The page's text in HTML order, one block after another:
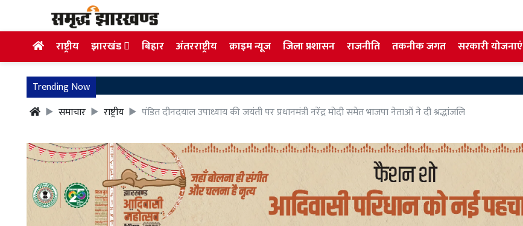
राष्ट्रीय झारखंड बिहार अंतरराष्ट्रीय क्राइम न्यूज जिला प्रशासन राजनीति तकनीक जगत सरकारी योजनाएं
Trending Now
समाचार
राष्ट्रीय पंडित दीनदयाल उपाध्याय की जयंती पर प्रधानमंत्री नरेंद्र मोदी समेत भाजपा नेताओं ने दी श्रद्धांजलि